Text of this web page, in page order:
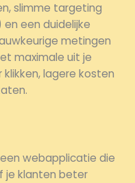
slimme targeting
een duidelijke
metingen
maximale uit je
lagere kosten
webapplicatie die
je klanten beter